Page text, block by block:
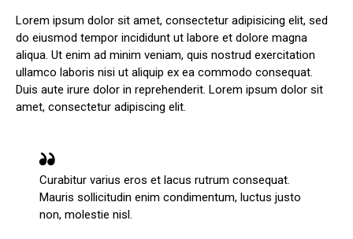
Lorem ipsum dolor sit amet, consectetur adipisicing elit, sed
do eiusmod tempor incididunt ut labore et dolore magna
aliqua. Ut enim ad minim veniam, quis nostrud exercitation
ullamco laboris nisi ut aliquip ex ea commodo consequat.
Duis aute irure dolor in reprehenderit. Lorem ipsum dolor sit
amet, consectetur adipiscing elit.
Curabitur varius eros et lacus rutrum consequat.
Mauris sollicitudin enim condimentum, luctus justo
non, molestie nisl.